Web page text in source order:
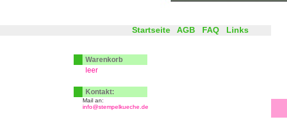
Startseite AGB FAQ Links
Warenkorb
leer
Kontakt:
Mail an:
info@stempelkueche.de